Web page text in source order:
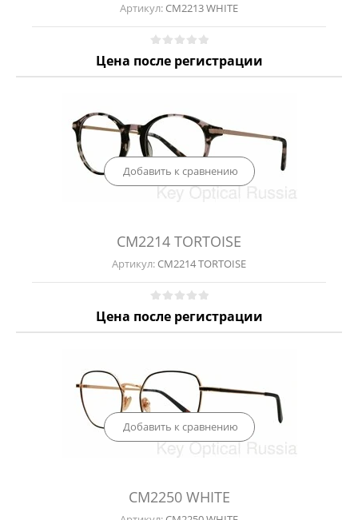
Артикул:CM2213 WHITE
Цена после регистрации
Добавить к сравнению
CM2214 TORTOISE
Артикул:CM2214 TORTOISE
Цена после регистрации
Добавить к сравнению
CM2250 WHITE